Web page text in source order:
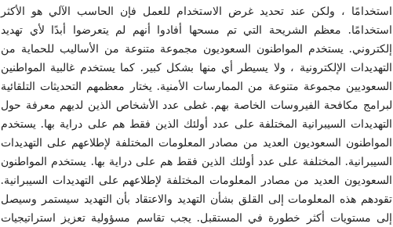
استخدامًا ، ولكن عند تحديد غرض الاستخدام للعمل فإن الحاسب الآلي هو الأكثر
استخدامًا. معظم الشريحة التي تم مسحها أفادوا أنهم لم يتعرضوا أبدًا لأي تهديد
إلكتروني. يستخدم المواطنون السعوديون مجموعة متنوعة من الأساليب للحماية من
التهديدات الإلكترونية ، ولا يسيطر أي منها بشكل كبير. كما يستخدم غالبية المواطنين
السعوديين مجموعة متنوعة من الممارسات الأمنية. يختار معظمهم التحديثات التلقائية
لبرامج مكافحة الفيروسات الخاصة بهم. غطى عدد الأشخاص الذين لديهم معرفة حول
التهديدات السيبرانية المختلفة على عدد أولئك الذين فقط هم على دراية بها. يستخدم
المواطنون السعوديون العديد من مصادر المعلومات المختلفة لإطلاعهم على التهديدات
السيبرانية. المختلفة على عدد أولئك الذين فقط هم على دراية بها. يستخدم المواطنون
السعوديون العديد من مصادر المعلومات المختلفة لإطلاعهم على التهديدات السيبرانية.
تقودهم هذه المعلومات إلى القلق بشأن التهديد والاعتقاد بأن التهديد سيستمر وسيصل
إلى مستويات أكثر خطورة في المستقبل. يجب تقاسم مسؤولية تعزيز استراتيجيات